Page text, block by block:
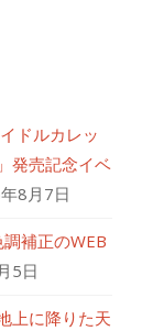
ドルカレッ
発売記念イベ
8月7日
補正のWEB
5日
上に降りた天